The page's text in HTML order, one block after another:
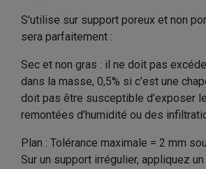
S'utilise sur support poreux et non
sera parfaitement :
Sec et non gras : il ne doit pas
dans la masse, 0,5% si c’est une
doit pas être susceptible d’exposer
remontées d’humidité ou des
Plan : Tolérance maximale = 2 mm
Sur un support irrégulier, appliquez